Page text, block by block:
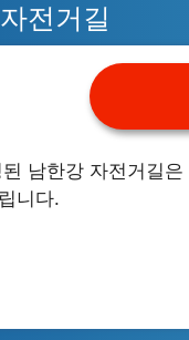
전거길
남한강 자전거길
니다.